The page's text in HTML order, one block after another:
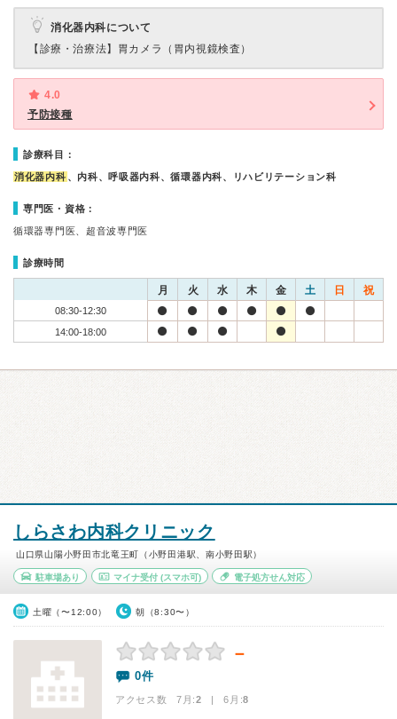
消化器内科について
【診療・治療法】 胃カメラ（胃内視鏡検査）
4.0
予防接種
診療科目：
消化器内科 、内科、呼吸器内科、循環器内科、リハビリテーション科
専門医・資格：
循環器専門医、超音波専門医
診療時間
月 火 水 木 金 土 日 祝
08:30-12:30
14:00-18:00
しらさわ内科クリニック
山口県山陽小野田市北竜王町（小野田港駅、南小野田駅）
駐車場あり マイナ受付(スマホ可) 電子処方せん対応
土曜（〜12:00） 朝（8:30〜）
－
0件
アクセス数 7月:2 | 6月:8